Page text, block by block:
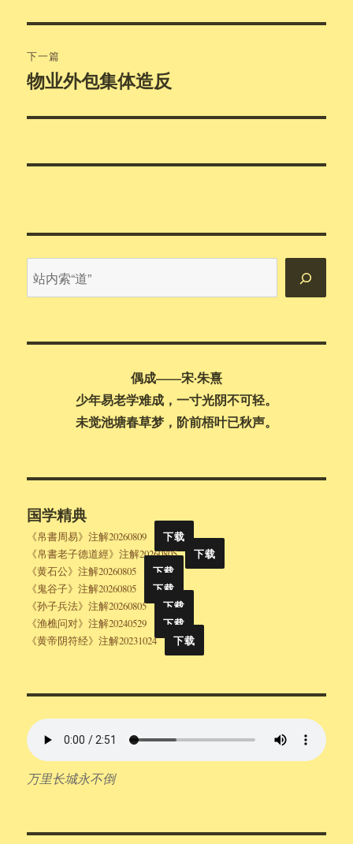
航
文
章：
下一篇
下
文
物业外包集体造反
内
偶成——宋·朱熹
少年易老学难成，一寸光阴不可轻。
未觉池塘春草梦，阶前梧叶已秋声。
国学精典
《帛書周易》注解20260809
下载
《帛書老子德道經》注解20260805
下载
《黄石公》注解20260805
下载
《鬼谷子》注解20260805
下载
《孙子兵法》注解20260805
下载
《渔樵问对》注解20240529
下载
《黄帝阴符经》注解20231024
下载
万里长城永不倒